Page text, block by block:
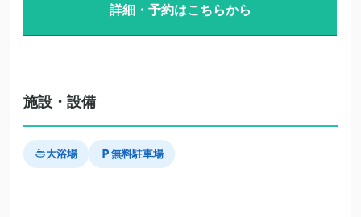
詳細・予約はこちらから
施設・設備
大浴場 無料駐車場